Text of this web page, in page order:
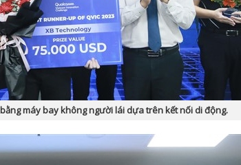
máy bay không người lái dựa trên kết nối di động.